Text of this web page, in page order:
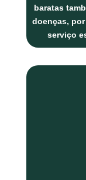
baratas
doenças,
serviço